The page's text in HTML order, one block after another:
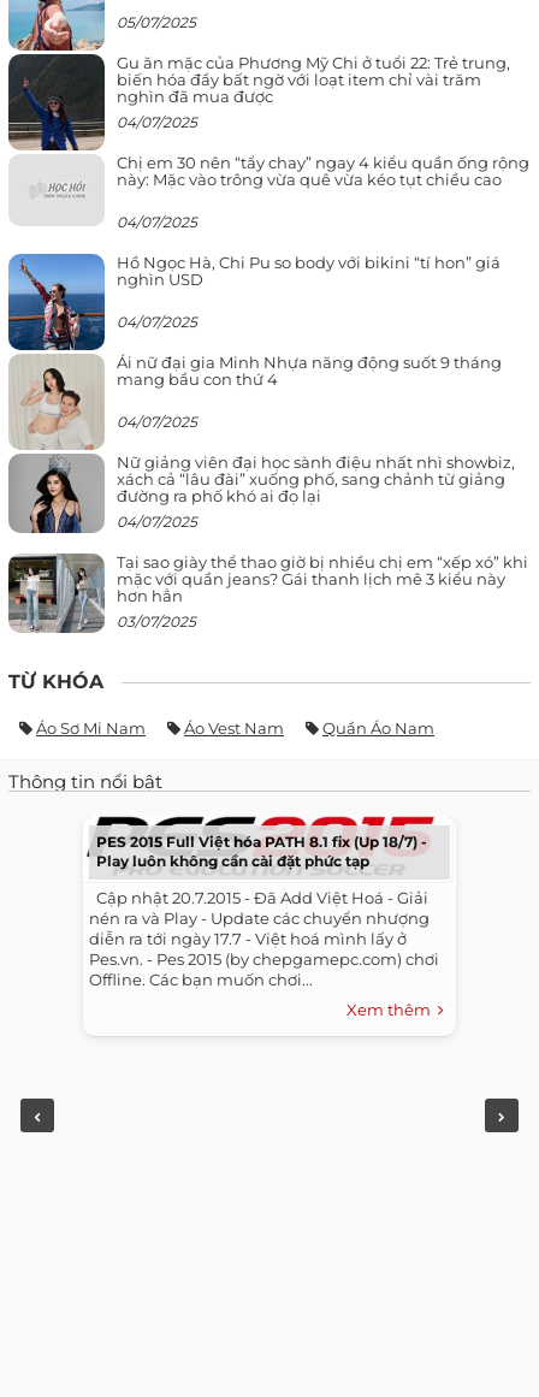
05/07/2025
Gu ăn mặc của Phương Mỹ Chi ở tuổi 22: Trẻ trung,
biến hóa đầy bất ngờ với loạt item chỉ vài trăm
nghìn đã mua được
04/07/2025
Chị em 30 nên “tẩy chay” ngay 4 kiểu quần ống rộng
này: Mặc vào trông vừa quê vừa kéo tụt chiều cao
04/07/2025
Hồ Ngọc Hà, Chi Pu so body với bikini “tí hon” giá
nghìn USD
04/07/2025
Ái nữ đại gia Minh Nhựa năng động suốt 9 tháng
mang bầu con thứ 4
04/07/2025
Nữ giảng viên đại học sành điệu nhất nhì showbiz,
xách cả “lâu đài” xuống phố, sang chảnh từ giảng
đường ra phố khó ai đọ lại
04/07/2025
Tại sao giày thể thao giờ bị nhiều chị em “xếp xó” khi
mặc với quần jeans? Gái thanh lịch mê 3 kiểu này
hơn hẳn
03/07/2025
TỪ KHÓA
Áo Sơ Mi Nam Áo Vest Nam Quần Áo Nam
Thông tin nổi bật
PES 2015 Full Việt hóa PATH 8.1 fix (Up 18/7) -
Play luôn không cần cài đặt phức tạp
​ ​ Cập nhật 20.7.2015 - Đã Add Việt Hoá - Giải
nén ra và Play - Update các chuyển nhượng
diễn ra tới ngày 17.7 - Việt hoá mình lấy ở
Pes.vn. - Pes 2015 (by chepgamepc.com) chơi
Offline. Các bạn muốn chơi...
Xem thêm